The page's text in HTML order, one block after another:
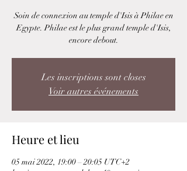
Soin de connexion au temple d'Isis à Philae en
Egypte. Philae est le plus grand temple d'Isis,
encore debout.
Les inscriptions sont closes
Voir autres événements
Heure et lieu
05 mai 2022, 19:00 – 20:05 UTC+2